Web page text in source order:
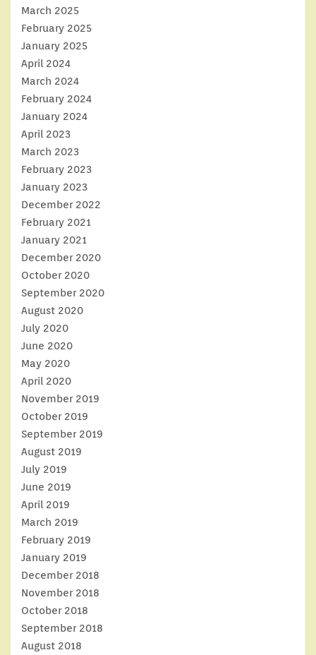
March 2025
February 2025
January 2025
April 2024
March 2024
February 2024
January 2024
April 2023
March 2023
February 2023
January 2023
December 2022
February 2021
January 2021
December 2020
October 2020
September 2020
August 2020
July 2020
June 2020
May 2020
April 2020
November 2019
October 2019
September 2019
August 2019
July 2019
June 2019
April 2019
March 2019
February 2019
January 2019
December 2018
November 2018
October 2018
September 2018
August 2018